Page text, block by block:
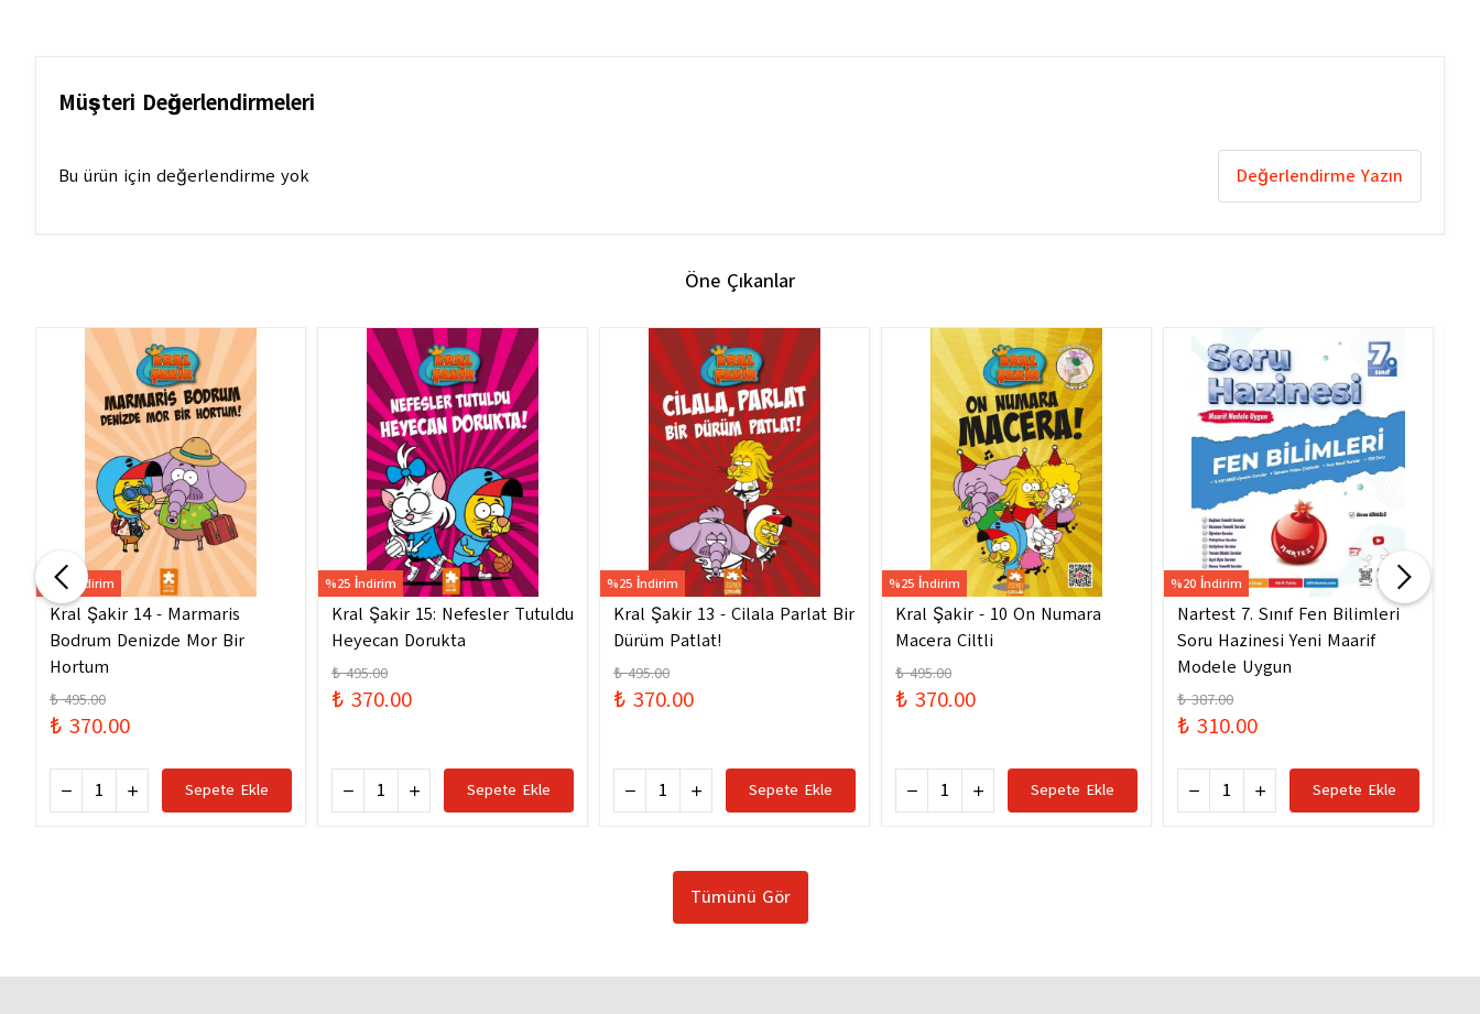
Müşteri Değerlendirmeleri
Bu ürün için değerlendirme yok Değerlendirme Yazın
Öne Çıkanlar
%25 İndirim
Kral Şakir 14 - Marmaris
Bodrum Denizde Mor Bir
Hortum
₺ 495.00
₺ 370.00
Sepete Ekle
%25 İndirim
Kral Şakir 15: Nefesler Tutuldu
Heyecan Dorukta
₺ 495.00
₺ 370.00
Sepete Ekle
%25 İndirim
Kral Şakir 13 - Cilala Parlat Bir
Dürüm Patlat!
₺ 495.00
₺ 370.00
Sepete Ekle
%25 İndirim
Kral Şakir - 10 On Numara
Macera Ciltli
₺ 495.00
₺ 370.00
Sepete Ekle
%20 İndirim
Nartest 7. Sınıf Fen Bilimleri
Soru Hazinesi Yeni Maarif
Modele Uygun
₺ 387.00
₺ 310.00
Sepete Ekle
Tümünü Gör